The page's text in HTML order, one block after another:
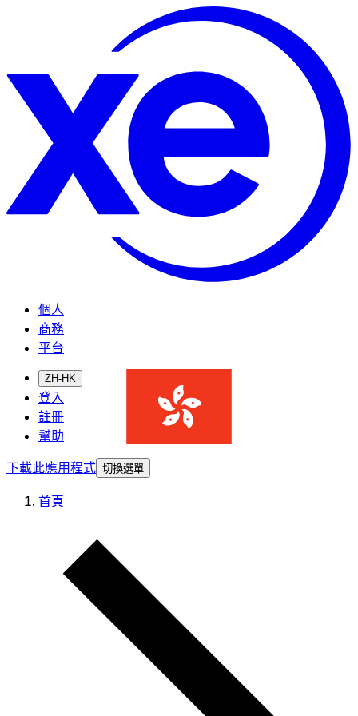
個人
商務
平台
ZH-HK
登入
註冊
幫助
下載此應用程式 切換選單
首頁